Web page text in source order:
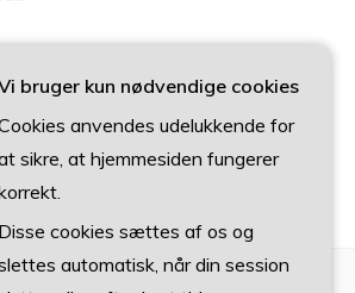
bruger kun nødvendige cookies
anvendes udelukkende for
sikre, at hjemmesiden fungerer
Disse cookies sættes af os og
automatisk, når din session